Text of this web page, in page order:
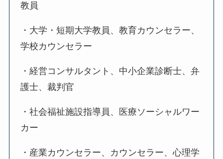
教員
・大学・短期大学教員、教育カウンセラー、
学校カウンセラー
・経営コンサルタント、中小企業診断士、弁
護士、裁判官
・社会福祉施設指導員、医療ソーシャルワー
カー
・産業カウンセラー、カウンセラー、心理学